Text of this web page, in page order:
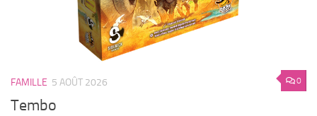
0
FAMILLE 5 AOÛT 2026
Tembo